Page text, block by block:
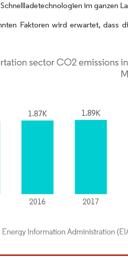
im ganzen
Faktoren wird erwartet, dass
erfordert Namensnennung